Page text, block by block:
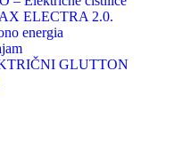
ELECTRA 2.0.
energia
GLUTTON